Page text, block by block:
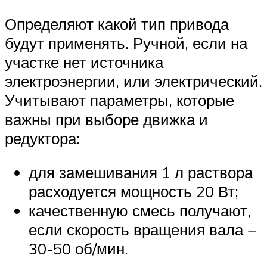
Определяют какой тип привода
будут применять. Ручной, если на
участке нет источника
электроэнергии, или электрический.
Учитывают параметры, которые
важны при выборе движка и
редуктора:
для замешивания 1 л раствора
расходуется мощность 20 Вт;
качественную смесь получают,
если скорость вращения вала −
30-50 об/мин.